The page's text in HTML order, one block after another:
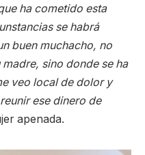
ha cometido esta
se habrá
buen muchacho, no
sino donde se ha
veo local de dolor y
ese dinero de
apenada.